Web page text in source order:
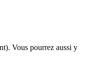
Vous pourrez aussi y